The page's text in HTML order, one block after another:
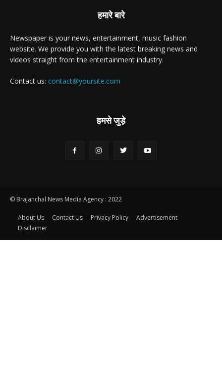
हमारे बारे
Newspaper is your news, entertainment, music fashion
website. We provide you with the latest breaking news and
videos straight from the entertainment industry.
Contact us: contact@yoursite.com
हमसे जुड़े
© Brajanchal News Media Agency : 2022
About Us Contact Us Privacy Policy
Advertisement
Disclaimer